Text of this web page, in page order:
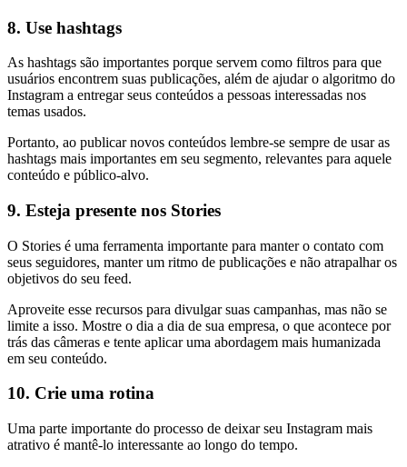
8. Use hashtags
As hashtags são importantes porque servem como filtros para que
usuários encontrem suas publicações, além de ajudar o algoritmo do
Instagram a entregar seus conteúdos a pessoas interessadas nos
temas usados.
Portanto, ao publicar novos conteúdos lembre-se sempre de usar as
hashtags mais importantes em seu segmento, relevantes para aquele
conteúdo e público-alvo.
9. Esteja presente nos Stories
O Stories é uma ferramenta importante para manter o contato com
seus seguidores, manter um ritmo de publicações e não atrapalhar os
objetivos do seu feed.
Aproveite esse recursos para divulgar suas campanhas, mas não se
limite a isso. Mostre o dia a dia de sua empresa, o que acontece por
trás das câmeras e tente aplicar uma abordagem mais humanizada
em seu conteúdo.
10. Crie uma rotina
Uma parte importante do processo de deixar seu Instagram mais
atrativo é mantê-lo interessante ao longo do tempo.